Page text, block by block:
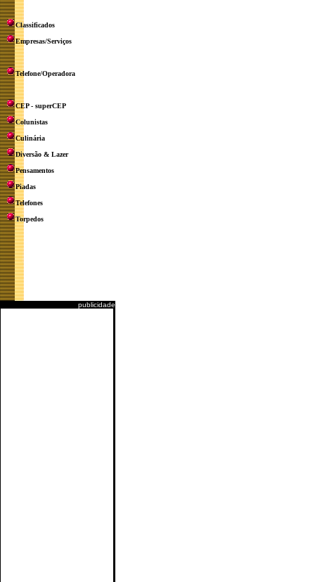
Classificados
Empresas/Serviços
Telefone/Operadora
CEP - superCEP
Colunistas
Culinária
Diversão & Lazer
Pensamentos
Piadas
Telefones
Torpedos
publicidade